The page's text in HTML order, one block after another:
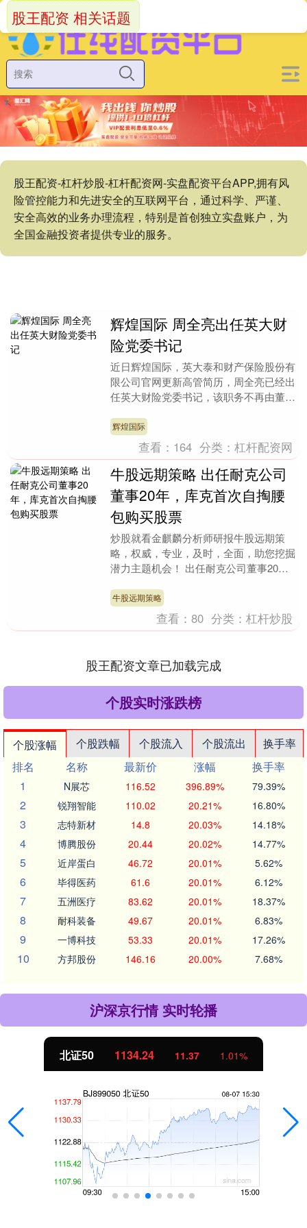
股王配资-杠杆炒股-杠杆配资网-实盘配资平台APP,拥有风
险管控能力和先进安全的互联网平台，通过科学、严谨、
安全高效的业务办理流程，特别是首创独立实盘账户，为
全国金融投资者提供专业的服务。
股王配资 相关话题
辉煌国际 周全亮出任英大财
险党委书记
近日辉煌国际，英大泰和财产保险股份有
限公司官网更新高管简历，周全亮已经出
任英大财险党委书记，该职务不再由董事
年6月出生，....
辉煌国际
查看： 164 分类：杠杆配资网
牛股远期策略 出任耐克公司
董事20年，库克首次自掏腰
包购买股票
炒股就看金麒麟分析师研报牛股远期策
略，权威，专业，及时，全面，助您挖掘
潜力主题机会！ 出任耐克公司董事20年
Cook）首次....
牛股远期策略
查看：80 分类：杠杆炒股
股王配资文章已加载完成
个股实时涨跌榜
个股涨幅 个股跌幅 个股流入 个股流出
换手率
排名
名称 最新价 涨幅
换手率
1
N展芯 116.52 396.89% 79.39%
2 锐翔智能 110.02 20.21% 16.80%
3 志特新材 14.8 20.03% 14.18%
4 博腾股份 20.44 20.02% 14.77%
5 近岸蛋白 46.72 20.01% 5.62%
6 毕得医药 61.6 20.01% 6.12%
7 五洲医疗 83.62 20.01% 18.37%
8 耐科装备 49.67 20.01% 6.83%
9 一博科技 53.33 20.01% 17.26%
10 方邦股份 146.16 20.00% 7.68%
沪深京行情 实时轮播
北证50 1134.24 11.37 1.01%